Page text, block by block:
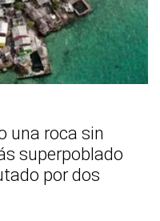
una roca sin
superpoblado
por dos